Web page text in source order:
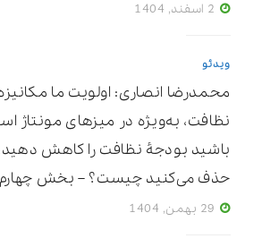
ویدئو
محمدرضا انصاری: اولویت ما
نظافت، به‌ویژه در میزهای مونتاژ
باشید بودجۀ نظافت را کاهش
حذف می‌کنید چیست؟ – بخش چهارم